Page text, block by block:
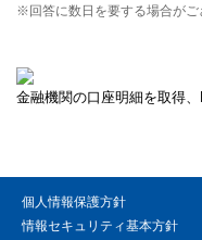
※回答に数日を要する場合がご
金融機関の口座明細を取得
個人情報保護方針
情報セキュリティ基本方針